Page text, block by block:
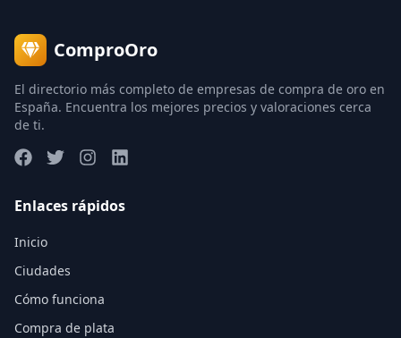
ComproOro
El directorio más completo de empresas de compra de oro en
España. Encuentra los mejores precios y valoraciones cerca
de ti.
Enlaces rápidos
Inicio
Ciudades
Cómo funciona
Compra de plata